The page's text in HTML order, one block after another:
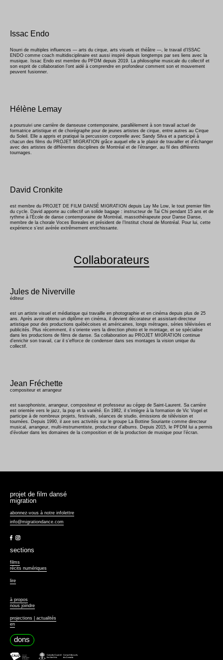
Issac Endo
Nourri de multiples influences — arts du cirque, arts visuels et théâtre —, le travail d’ISSAC
ENDO comme coach multidisciplinaire est aussi inspiré depuis longtemps par ses liens avec la
musique. Issac Endo est membre du PFDM depuis 2019. La philosophie musicale du collectif et
son esprit de collaboration l’ont aidé à comprendre en profondeur comment son et mouvement
peuvent fusionner.
Hélène Lemay
a poursuivi une carrière de danseuse contemporaine, parallèlement à son travail actuel de
formatrice artistique et de chorégraphe pour de jeunes artistes de cirque, entre autres au Cirque
du Soleil. Elle a appris et pratiqué la percussion corporelle avec Sandy Silva et a participé à
chacun des films du PROJET MIGRATION grâce auquel elle a le plaisir de travailler et d’échanger
avec des artistes de différentes disciplines de Montréal et de l’étranger, au fil des différents
tournages.
David Cronkite
est membre du PROJET DE FILM DANSÉ MIGRATION depuis Lay Me Low, le tout premier film
du cycle. David apporte au collectif un solide bagage : instructeur de Tai Chi pendant 15 ans et de
rythme à l’École de danse contemporaine de Montréal, massothérapeute pour Danse Danse,
membre de la chorale Voces Boreales et président de l’Institut choral de Montréal. Pour lui, cette
expérience s’est avérée extrêmement enrichissante.
Collaborateurs
Jules de Niverville
éditeur
est un artiste visuel et médiatique qui travaille en photographie et en cinéma depuis plus de 25
ans. Après avoir obtenu un diplôme en cinéma, il devient décorateur et assistant-directeur
artistique pour des productions québécoises et américaines, longs métrages, séries télévisées et
publicités. Plus récemment, il s’oriente vers la direction photo et le montage, et se spécialise
dans les productions de films de danse. Sa collaboration au PROJET MIGRATION continue
d’enrichir son travail, car il s’efforce de condenser dans ses montages la vision unique du
collectif.
Jean Fréchette
compositeur et arrangeur
est saxophoniste, arrangeur, compositeur et professeur au cégep de Saint-Laurent. Sa carrière
est orientée vers le jazz, la pop et la variété. En 1982, il s’intègre à la formation de Vic Vogel et
participe à de nombreux projets, festivals, séances de studio, émissions de télévision et
tournées. Depuis 1990, il axe ses activités sur le groupe La Bottine Souriante comme directeur
musical, arrangeur, multi-instrumentiste, producteur d’albums. Depuis 2015, le PFDM lui a permis
d’évoluer dans les domaines de la composition et de la production de musique pour l’écran.
projet de film dansé
migration
abonnez-vous à notre infolettre
info@migrationdance.com
Facebook
Instagram
sections
films
récits numériques
lire
à propos
nous joindre
projections | actualités
en
dons